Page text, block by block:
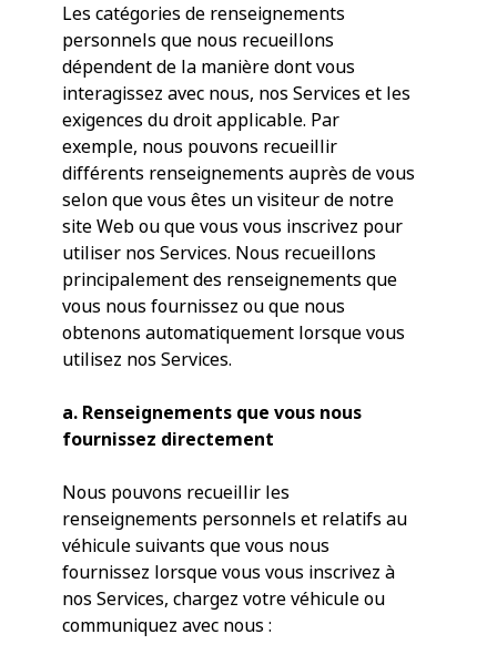
Les catégories de renseignements
personnels que nous recueillons
dépendent de la manière dont vous
interagissez avec nous, nos Services et les
exigences du droit applicable. Par
exemple, nous pouvons recueillir
différents renseignements auprès de vous
selon que vous êtes un visiteur de notre
site Web ou que vous vous inscrivez pour
utiliser nos Services. Nous recueillons
principalement des renseignements que
vous nous fournissez ou que nous
obtenons automatiquement lorsque vous
utilisez nos Services.
a. Renseignements que vous nous
fournissez directement
Nous pouvons recueillir les
renseignements personnels et relatifs au
véhicule suivants que vous nous
fournissez lorsque vous vous inscrivez à
nos Services, chargez votre véhicule ou
communiquez avec nous :